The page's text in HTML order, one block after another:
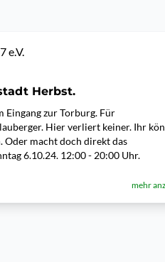
e.V.
Herbst.
Eingang zur Torburg. Für
Hier verliert keiner. Ihr
Oder macht doch direkt das
6.10.24. 12:00 - 20:00 Uhr.
mehr